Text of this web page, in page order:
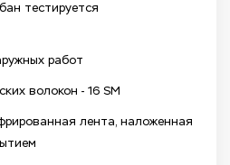
тестируется
работ
волокон - 16 SM
лента, наложенная